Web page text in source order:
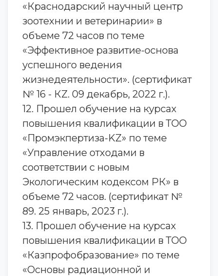
«Краснодарский научный центр
зоотехнии и ветеринарии» в
объеме 72 часов по теме
«Эффективное развитие-основа
успешного ведения
жизнедеятельности». (сертификат
№ 16 - КZ. 09 декабрь, 2022 г.).
12. Прошел обучение на курсах
повышения квалификации в ТОО
«Промэкпертиза-KZ» по теме
«Управление отходами в
соответствии с новым
Экологическим кодексом РК» в
объеме 72 часов. (сертификат №
89. 25 январь, 2023 г.).
13. Прошел обучение на курсах
повышения квалификации в ТОО
«Казпрофобразование» по теме
«Основы радиационной и